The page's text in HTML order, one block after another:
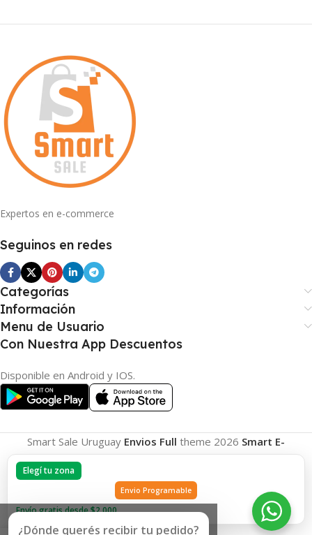
Elegí tu zona
Envio Programable
Envío gratis desde $2.000
Expertos en e-commerce
Seguinos en redes
Categorías
Información
Menu de Usuario
Con Nuestra App Descuentos
Disponible en Android y IOS.
Smart Sale Uruguay Envios Full theme 2026 Smart E-
Commerce.
¿Dónde querés recibir tu pedido?